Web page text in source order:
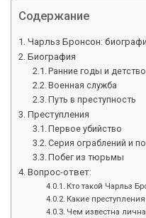
Содержание
Чарльз Бронсон:
Биография
Ранние годы и детство
Военная служба
Путь в преступность
Преступления
Первое убийство
Серия ограблений и
Побег из тюрьмы
Вопрос-ответ:
Кто такой Чарльз
Какие
Чем известна